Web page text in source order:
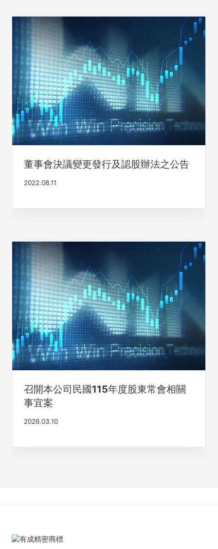
董事會決議變更發行及認股辦法之公告
2022.08.11
召開本公司民國115年度股東常會相關
事宜案
2026.03.10